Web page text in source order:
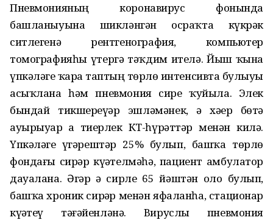
Пневмонияның коронавирус фонында
башланыуына шикләнгән осраҡта күкрәк
ситлегенә рентгенография, компьютер
томографияһы үтергә тәҡдим ителә. Йыш ҡына
үпкәләге ҡара таптың төрлө интенсивта булыуы
асыҡлана һәм пневмония сире ҡуйыла. Элек
бындай тикшереүҙәр эшләмәнек, ә хәҙер бөтә
ауырыуҙар ҙа тиерлек КТ-һүрәттәр менән килә.
Үпкәләге үҙгәрештәр 25% булып, башҡа төрлө
фондағы сирҙәр күҙәтелмәһә, пациент амбулатор
дауалана. Әгәр ҙә сирле 65 йәштән оло булып,
башҡа хроник сирҙәр менән яфаланһа, стационар
күҙәтеү тәғәйенләнә. Вируслы пневмония